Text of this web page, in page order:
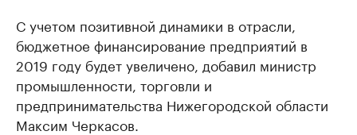
С учетом позитивной динамики в отрасли,
бюджетное финансирование предприятий в
2019 году будет увеличено, добавил министр
промышленности, торговли и
предпринимательства Нижегородской области
Максим Черкасов.